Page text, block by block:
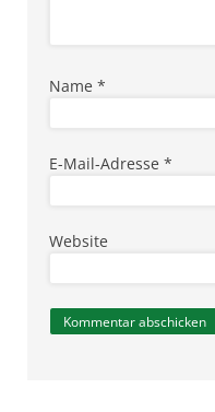
Name *
E-Mail-Adresse *
Website